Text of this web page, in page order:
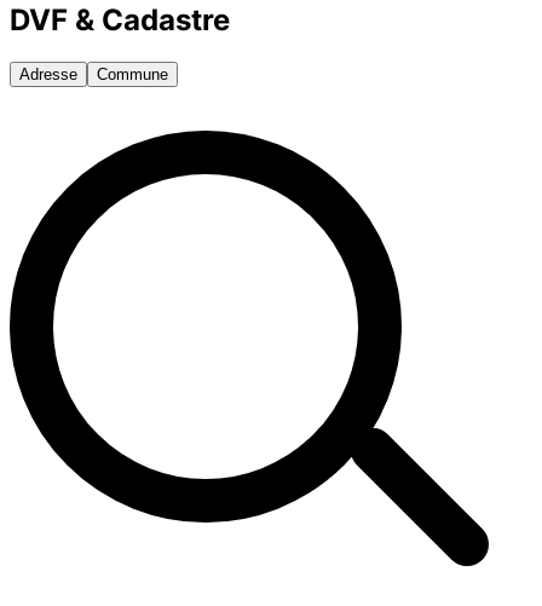
DVF & Cadastre
Adresse Commune